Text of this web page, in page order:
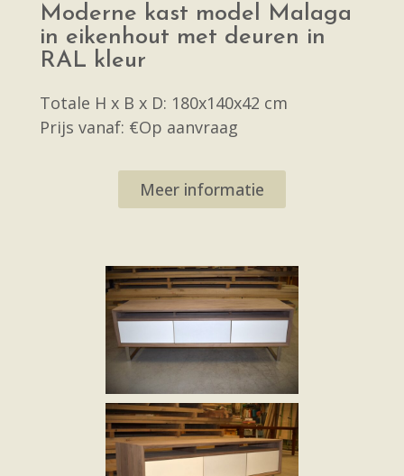
Moderne kast model Malaga
in eikenhout met deuren in
RAL kleur
Totale H x B x D: 180x140x42 cm
Prijs vanaf: €Op aanvraag
Meer informatie